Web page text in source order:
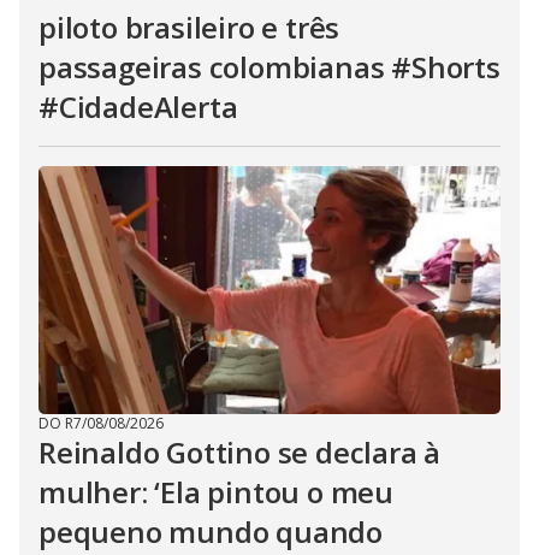
piloto brasileiro e três
passageiras colombianas #Shorts
#CidadeAlerta
DO R7/08/08/2026
Reinaldo Gottino se declara à
mulher: ‘Ela pintou o meu
pequeno mundo quando